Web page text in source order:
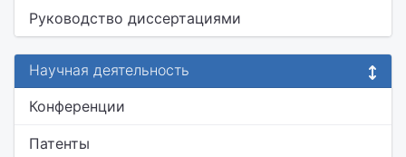
Руководство диссертациями
Научная деятельность
Конференции
Патенты